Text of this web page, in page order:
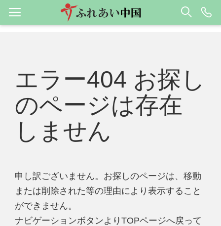
エラー404 お探し
のページは存在
しません
申し訳ございません。お探しのページは、移動
または削除された等の理由により表示すること
ができません。
ナビゲーションボタンよりTOPページへ戻って